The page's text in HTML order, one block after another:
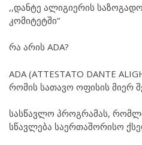
,,დანტე ალიგიერის
კომიტეტში”
რა არის ADA?
ADA (ATTESTATO DANTE
რომის სათავო ოფისის მიერ
სასწავლო პროგრამას,
სწავლება საერთაშორისო